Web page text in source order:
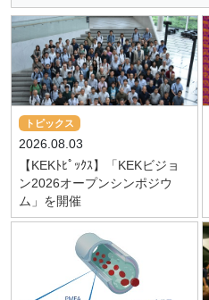
トピックス
2026.08.03
【KEKﾄﾋﾟｯｸｽ】「KEKビジョ
ン2026オープンシンポジウ
ム」を開催